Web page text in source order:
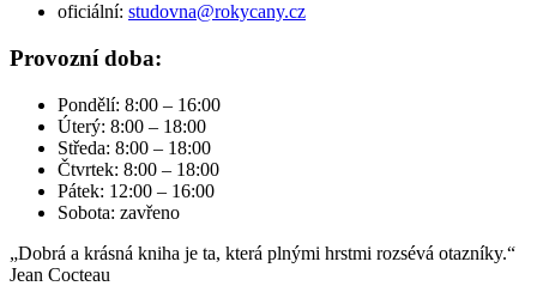
oficiální: studovna@rokycany.cz
Provozní doba:
Pondělí: 8:00 – 16:00
Úterý: 8:00 – 18:00
Středa: 8:00 – 18:00
Čtvrtek: 8:00 – 18:00
Pátek: 12:00 – 16:00
Sobota: zavřeno
„Dobrá a krásná kniha je ta, která plnými hrstmi rozsévá otazníky.“
Jean Cocteau